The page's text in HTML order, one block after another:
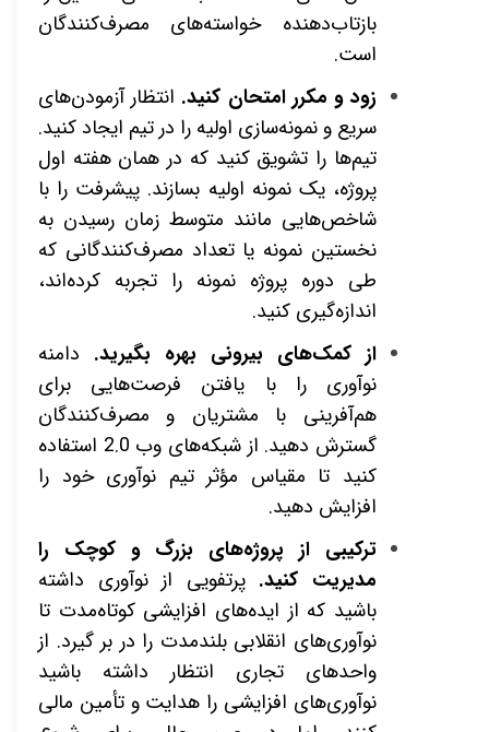
بازتاب‌دهنده خواسته‌های مصرف‌کنندگان
است.
زود و مکرر امتحان کنید. انتظار آزمودن‌های
سریع و نمونه‌سازی اولیه را در تیم ایجاد کنید.
تیم‌ها را تشویق کنید که در همان هفته اول
پروژه، یک نمونه اولیه بسازند. پیشرفت را با
شاخص‌هایی مانند متوسط زمان رسیدن به
نخستین نمونه یا تعداد مصرف‌کنندگانی که
طی دوره پروژه نمونه را تجربه کرده‌اند،
اندازه‌گیری کنید.
از کمک‌های بیرونی بهره بگیرید. دامنه
نوآوری را با یافتن فرصت‌هایی برای
هم‌آفرینی با مشتریان و مصرف‌کنندگان
گسترش دهید. از شبکه‌های وب 2.0 استفاده
کنید تا مقیاس مؤثر تیم نوآوری خود را
افزایش دهید.
ترکیبی از پروژه‌های بزرگ و کوچک را
مدیریت کنید. پرتفویی از نوآوری داشته
باشید که از ایده‌های افزایشی کوتاه‌مدت تا
نوآوری‌های انقلابی بلندمدت را در بر گیرد. از
واحدهای تجاری انتظار داشته باشید
نوآوری‌های افزایشی را هدایت و تأمین مالی